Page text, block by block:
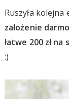
Ruszyła
założenie
łatwe 200 zł
:)